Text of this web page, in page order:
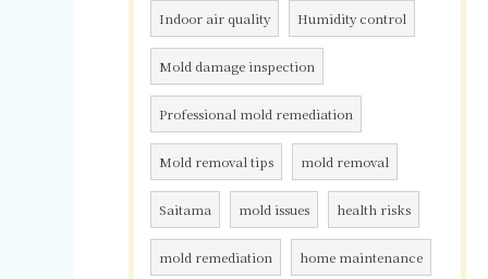
Indoor air quality Humidity control
Mold damage inspection
Professional mold remediation
Mold removal tips mold removal
Saitama mold issues health risks
mold remediation home maintenance